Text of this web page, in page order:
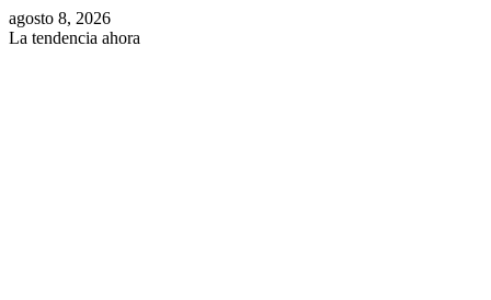
agosto 8, 2026
La tendencia ahora